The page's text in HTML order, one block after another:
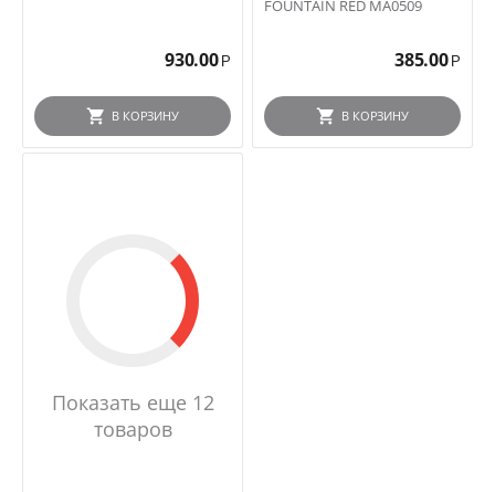
930.00 Р
В КОРЗИНУ
FOUNTAIN RED MA0509
385.00 Р
В КОРЗИНУ
Показать еще 12
товаров